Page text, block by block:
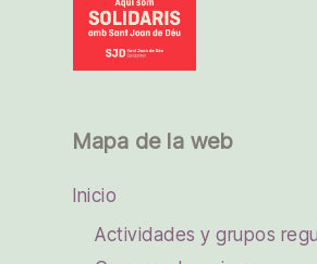
Mapa de la web
Inicio
Actividades y grupos